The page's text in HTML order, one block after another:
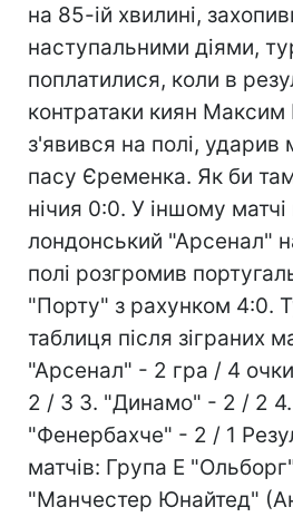
на 85-ій хвилині,
наступальними діями,
поплатилися, коли в
контратаки киян
з'явився на полі, ударив
пасу Єременка. Як би
нічия 0:0. У іншому
лондонський "Арсенал"
полі розгромив
"Порту" з рахунком 4:0.
таблиця після зіграних
"Арсенал" - 2 гра / 4
2 / 3 3. "Динамо" - 2 / 2 4.
"Фенербахче" - 2 / 1
матчів: Група Е
"Манчестер Юнайтед"